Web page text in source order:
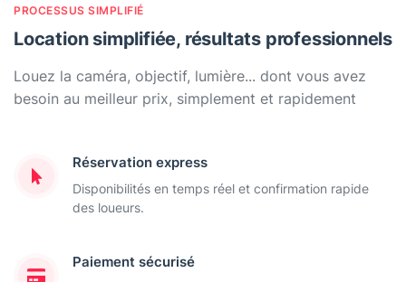
PROCESSUS SIMPLIFIÉ
Location simplifiée, résultats professionnels
Louez la caméra, objectif, lumière... dont vous avez
besoin au meilleur prix, simplement et rapidement
Réservation express
Disponibilités en temps réel et confirmation rapide
des loueurs.
Paiement sécurisé